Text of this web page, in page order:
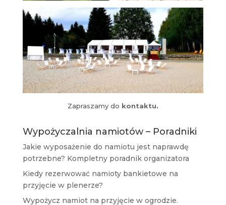
Zapraszamy do kontaktu.
Wypożyczalnia namiotów – Poradniki
Jakie wyposażenie do namiotu jest naprawdę
potrzebne? Kompletny poradnik organizatora
Kiedy rezerwować namioty bankietowe na
przyjęcie w plenerze?
Wypożycz namiot na przyjęcie w ogrodzie.